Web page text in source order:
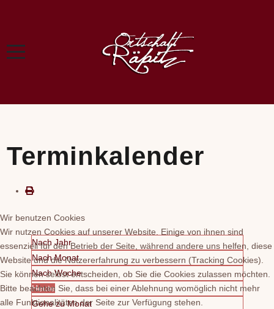
Terminkalender
Nach Jahr
Nach Monat
Nach Woche
Heute
Gehe zu Monat
Wir benutzen Cookies
Wir nutzen Cookies auf unserer Website. Einige von ihnen sind
essenziell für den Betrieb der Seite, während andere uns helfen, diese
Website und die Nutzererfahrung zu verbessern (Tracking Cookies).
Sie können selbst entscheiden, ob Sie die Cookies zulassen möchten.
Bitte beachten Sie, dass bei einer Ablehnung womöglich nicht mehr
alle Funktionalitäten der Seite zur Verfügung stehen.